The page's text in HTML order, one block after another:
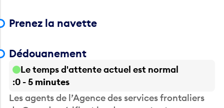
Prenez la navette
Dédouanement
Le temps d'attente actuel est normal
0 - 5 minutes
Les agents de l’Agence des services frontaliers